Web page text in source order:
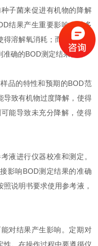
菌来促进有机物的降解
结果产生重要影响。过多
溶解氧消耗；而过少的种
确的BOD测定结果。
的特性和预期的BOD范
导致有机物过度降解，使得
能导致未充分降解，使得
进行仪器校准和测定。
影响BOD测定结果的准确
说明书要求使用参考液，
对结果产生影响。定期对
性。在操作过程中要遵循仪